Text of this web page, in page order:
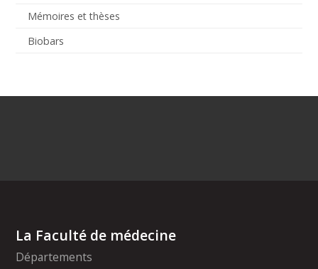
Mémoires et thèses
Biobars
La Faculté de médecine
Départements